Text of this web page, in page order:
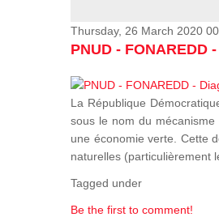
Thursday, 26 March 2020
PNUD -
La République
sous le nom du mécanisme
une économie verte. Cette
naturelles (particulièrement
Tagged under
Be the first to comment!